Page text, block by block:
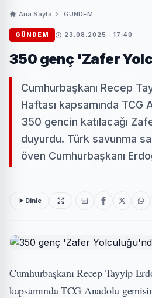
Ana Sayfa GÜNDEM
GÜNDEM 23.08.2025 - 17:40
350 genç 'Zafer
Cumhurbaşkanı Recep
Haftası kapsamında TCG
350 gencin katılacağı
duyurdu. Türk savunma
öven Cumhurbaşkanı
Dinle
Cumhurbaşkanı Recep Tayyip
kapsamında TCG Anadolu